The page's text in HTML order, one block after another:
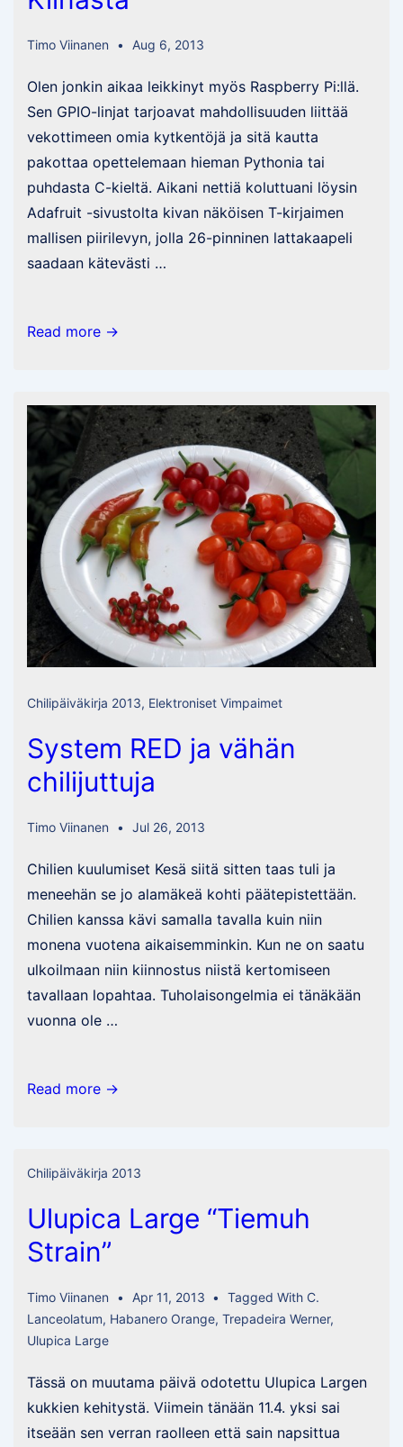
Timo Viinanen Aug 6, 2013
Olen jonkin aikaa leikkinyt myös Raspberry Pi:llä.
Sen GPIO-linjat tarjoavat mahdollisuuden liittää
vekottimeen omia kytkentöjä ja sitä kautta
pakottaa opettelemaan hieman Pythonia tai
puhdasta C-kieltä. Aikani nettiä koluttuani löysin
Adafruit -sivustolta kivan näköisen T-kirjaimen
mallisen piirilevyn, jolla 26-pinninen lattakaapeli
saadaan kätevästi …
Piirilevyjen
Read more →
Chilipäiväkirja 2013, Elektroniset Vimpaimet
System RED ja vähän
chilijuttuja
Timo Viinanen Jul 26, 2013
Chilien kuulumiset Kesä siitä sitten taas tuli ja
meneehän se jo alamäkeä kohti päätepistettään.
Chilien kanssa kävi samalla tavalla kuin niin
monena vuotena aikaisemminkin. Kun ne on saatu
ulkoilmaan niin kiinnostus niistä kertomiseen
tavallaan lopahtaa. Tuholaisongelmia ei tänäkään
vuonna ole …
System
Read more →
Chilipäiväkirja 2013
Ulupica Large “Tiemuh
Strain”
Timo Viinanen Apr 11, 2013 Tagged With C.
Lanceolatum, Habanero Orange, Trepadeira Werner,
Ulupica Large
Tässä on muutama päivä odotettu Ulupica Largen
kukkien kehitystä. Viimein tänään 11.4. yksi sai
itseään sen verran raolleen että sain napsittua